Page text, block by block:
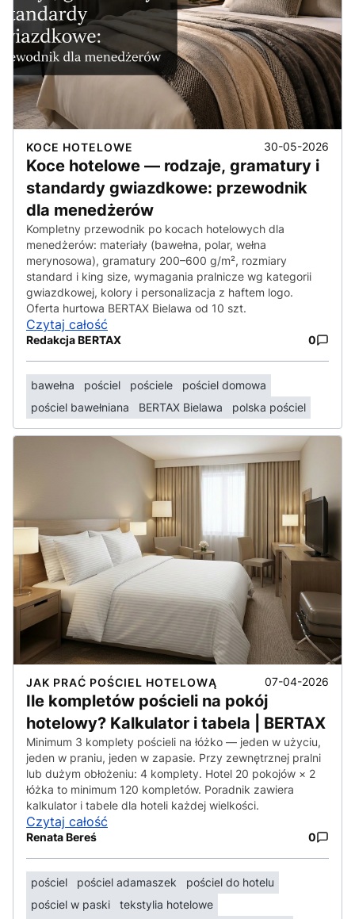
KOCE HOTELOWE 30-05-2026
Koce hotelowe — rodzaje, gramatury i
standardy gwiazdkowe: przewodnik
dla menedżerów
Kompletny przewodnik po kocach hotelowych dla
menedżerów: materiały (bawełna, polar, wełna
merynosowa), gramatury 200–600 g/m², rozmiary
standard i king size, wymagania pralnicze wg kategorii
gwiazdkowej, kolory i personalizacja z haftem logo.
Oferta hurtowa BERTAX Bielawa od 10 szt.
Czytaj całość
Redakcja BERTAX 0
bawełna pościel pościele
pościel domowa
pościel bawełniana
BERTAX Bielawa polska pościel
JAK PRAĆ POŚCIEL HOTELOWĄ 07-04-2026
Ile kompletów pościeli na pokój
hotelowy? Kalkulator i tabela | BERTAX
Minimum 3 komplety pościeli na łóżko — jeden w użyciu,
jeden w praniu, jeden w zapasie. Przy zewnętrznej pralni
lub dużym obłożeniu: 4 komplety. Hotel 20 pokojów × 2
łóżka to minimum 120 kompletów. Poradnik zawiera
kalkulator i tabele dla hoteli każdej wielkości.
Czytaj całość
Renata Bereś 0
pościel pościel adamaszek
pościel do hotelu
pościel w paski
tekstylia hotelowe